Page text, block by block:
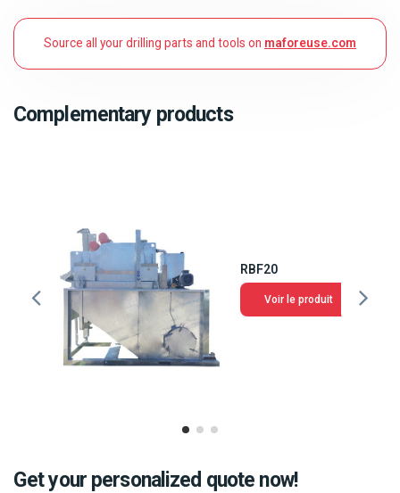
Source all your drilling parts and tools on maforeuse.com
Complementary products
RBF20
Voir le produit
Get your personalized quote now!